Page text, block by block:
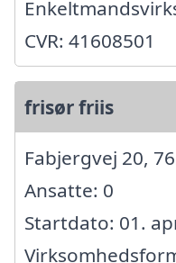
CVR: 41608501
frisør friis
Fabjergvej 20,
Ansatte: 0
Startdato: 01.